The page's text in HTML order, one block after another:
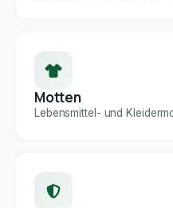
Motten
Lebensmittel- und